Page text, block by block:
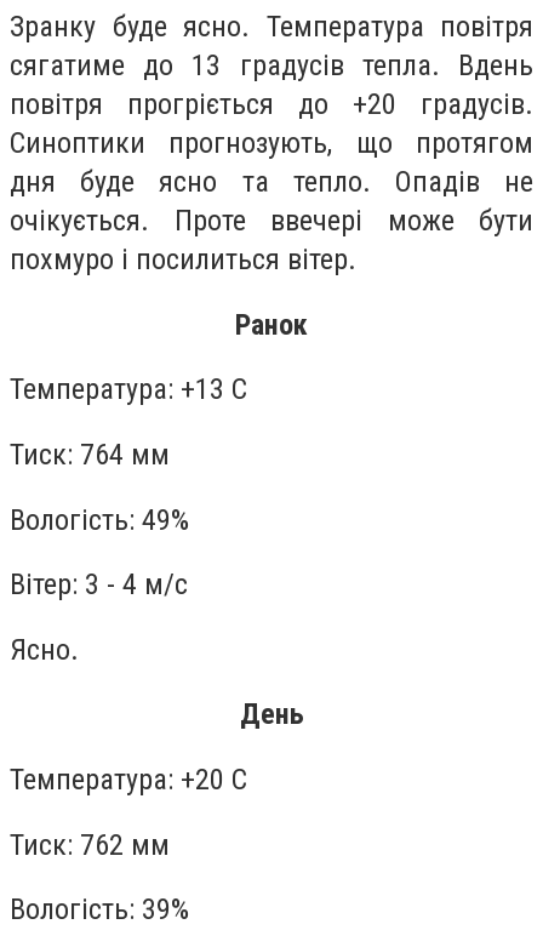
Зранку буде ясно. Температура повітря
сягатиме до 13 градусів тепла. Вдень
повітря прогріється до +20 градусів.
Синоптики прогнозують, що протягом
дня буде ясно та тепло. Опадів не
очікується. Проте ввечері може бути
похмуро і посилиться вітер.
Ранок
Температура: +13 С
Тиск: 764 мм
Вологість: 49%
Вітер: 3 - 4 м/с
Ясно.
День
Температура: +20 С
Тиск: 762 мм
Вологість: 39%